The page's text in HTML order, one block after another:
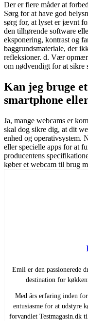
Der er flere måder at
Sørg for at have god
sørg for, at lyset er jævnt
den tilhørende software
eksponering, kontrast og
baggrundsmateriale, der
refleksioner. d. Vær
om nødvendigt for at sikre
Kan jeg bruge
smartphone
Ja, mange webcams er
skal dog sikre dig, at dit
enhed og operativsystem.
eller specielle apps for at
producentens
køber et webcam til brug
Emil er den passionerede
destination for
Med års erfaring inden
entusiasme for at udstyre
forvandlet Testmagasin.dk